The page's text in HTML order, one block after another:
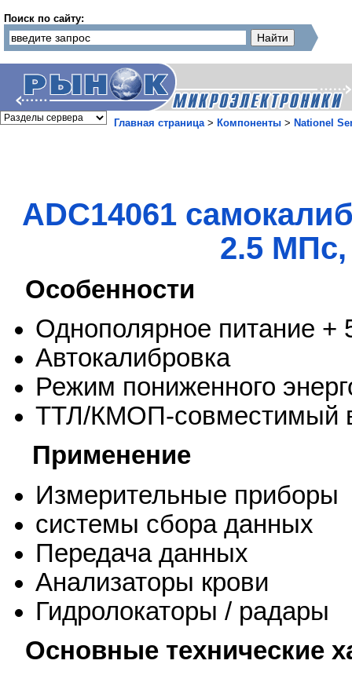
Поиск по сайту:
Главная страница> Компоненты > Nationel
ADC14061
2.5
Особенности
Однополярное питание +
Автокалибровка
Режим пониженного
ТТЛ/КМОП-совместимый
Применение
Измерительные приборы
системы сбора данных
Передача данных
Анализаторы крови
Гидролокаторы / радары
Основные технические